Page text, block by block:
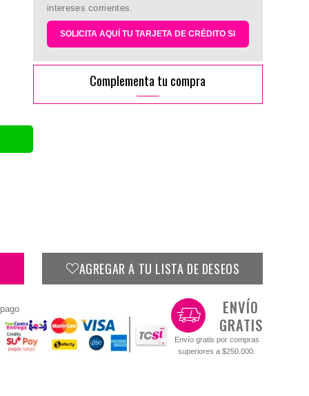
intereses corrientes.
SOLICITA AQUÍ TU TARJETA DE CRÉDITO SI
Complementa tu compra
AGREGAR A TU LISTA DE DESEOS
ENVÍO
GRATIS
Envío gratis por compras
superiores a $250.000.